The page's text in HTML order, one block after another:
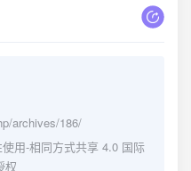
archives/186/
用-相同方式共享 4.0 国际
权